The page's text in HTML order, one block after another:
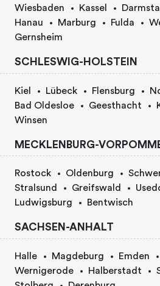
Wiesbaden Kassel
Hanau
Marburg Fulda
Gernsheim
SCHLESWIG-HOLSTEIN
Kiel Lübeck Flensburg
Bad Oldesloe
Geesthacht
Winsen
MECKLENBURG-
Rostock Oldenburg
Stralsund
Greifswald
Ludwigsburg
Bentwisch
SACHSEN-ANHALT
Halle Magdeburg Emden
Wernigerode
Halberstadt